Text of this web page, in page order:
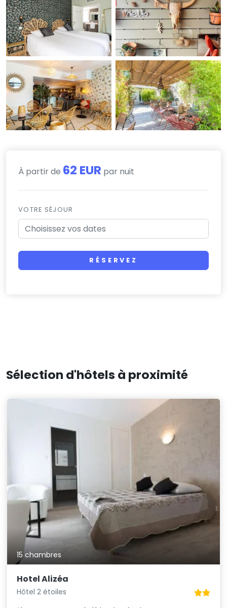
À partir de 62 EUR par nuit
VOTRE SÉJOUR
RÉSERVEZ
Sélection d'hôtels à proximité
15 chambres
Hotel Alizéa
Hôtel 2 étoiles